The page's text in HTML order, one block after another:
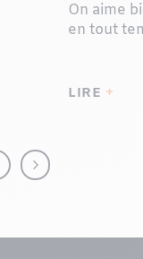
On aime
en tout
LIRE